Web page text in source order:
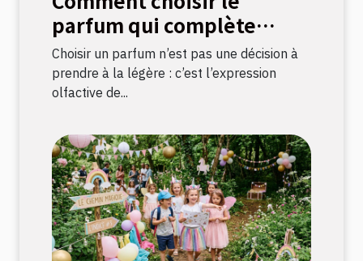
parfum qui complète
votre style ?
Choisir un parfum n’est pas une décision à
prendre à la légère : c’est l’expression
olfactive de...